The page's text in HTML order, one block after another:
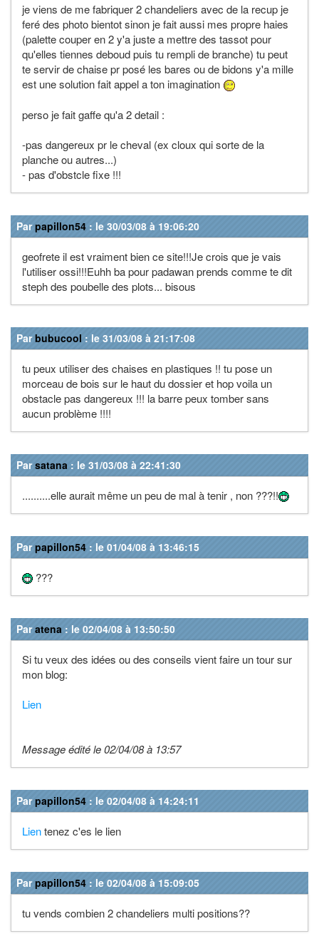
je viens de me fabriquer 2 chandeliers avec de la recup je
feré des photo bientot sinon je fait aussi mes propre haies
(palette couper en 2 y'a juste a mettre des tassot pour
qu'elles tiennes deboud puis tu rempli de branche) tu peut
te servir de chaise pr posé les bares ou de bidons y'a mille
est une solution fait appel a ton imagination
perso je fait gaffe qu'a 2 detail :
-pas dangereux pr le cheval (ex cloux qui sorte de la
planche ou autres...)
- pas d'obstcle fixe !!!
Parpapillon54 : le 30/03/08 à 19:06:20
geofrete il est vraiment bien ce site!!!Je crois que je vais
l'utiliser ossi!!!Euhh ba pour padawan prends comme te dit
steph des poubelle des plots... bisous
Parbubucool : le 31/03/08 à 21:17:08
tu peux utiliser des chaises en plastiques !! tu pose un
morceau de bois sur le haut du dossier et hop voila un
obstacle pas dangereux !!! la barre peux tomber sans
aucun problème !!!!
Parsatana : le 31/03/08 à 22:41:30
..........elle aurait même un peu de mal à tenir , non ???!!
Parpapillon54 : le 01/04/08 à 13:46:15
???
Paratena : le 02/04/08 à 13:50:50
Si tu veux des idées ou des conseils vient faire un tour sur
mon blog:
Lien
Message édité le 02/04/08 à 13:57
Parpapillon54 : le 02/04/08 à 14:24:11
Lientenez c'es le lien
Parpapillon54 : le 02/04/08 à 15:09:05
tu vends combien 2 chandeliers multi positions??